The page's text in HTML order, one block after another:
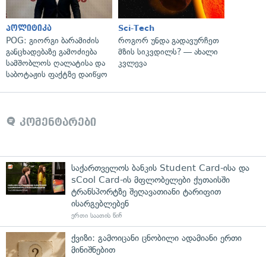
პოლიტიკა
POG: გიორგი ბარამიძის
განცხადებაზე გამოძიება
სამშობლოს ღალატისა და
საბოტაჟის ფაქტზე დაიწყო
Sci-Tech
როგორ უნდა გადავურჩეთ
მზის სიკვდილს? — ახალი
კვლევა
კომენტარები
საქართველოს ბანკის Student Card-ისა და
sCool Card-ის მფლობელები ქუთაისში
ტრანსპორტზე შეღავათიანი ტარიფით
ისარგებლებენ
ერთი საათის წინ
ქვიზი: გამოიცანი ცნობილი ადამიანი ერთი
მინიშნებით